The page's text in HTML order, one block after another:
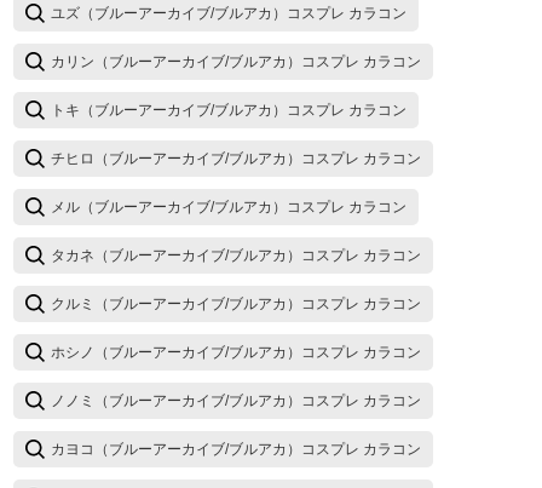
ユズ（ブルーアーカイブ/ブルアカ）コスプレ カラコン
カリン（ブルーアーカイブ/ブルアカ）コスプレ カラコン
トキ（ブルーアーカイブ/ブルアカ）コスプレ カラコン
チヒロ（ブルーアーカイブ/ブルアカ）コスプレ カラコン
メル（ブルーアーカイブ/ブルアカ）コスプレ カラコン
タカネ（ブルーアーカイブ/ブルアカ）コスプレ カラコン
クルミ（ブルーアーカイブ/ブルアカ）コスプレ カラコン
ホシノ（ブルーアーカイブ/ブルアカ）コスプレ カラコン
ノノミ（ブルーアーカイブ/ブルアカ）コスプレ カラコン
カヨコ（ブルーアーカイブ/ブルアカ）コスプレ カラコン